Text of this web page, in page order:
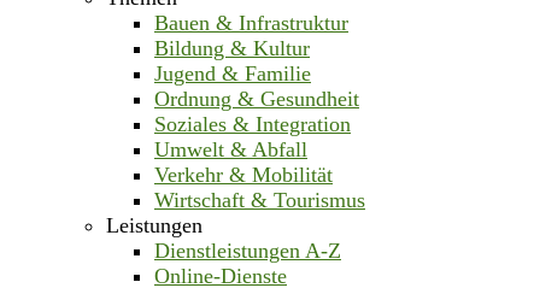
Bauen & Infrastruktur
Bildung & Kultur
Jugend & Familie
Ordnung & Gesundheit
Soziales & Integration
Umwelt & Abfall
Verkehr & Mobilität
Wirtschaft & Tourismus
Leistungen
Dienstleistungen A-Z
Online-Dienste